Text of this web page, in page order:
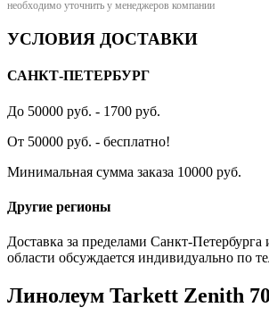
необходимо уточнить у менеджеров компании
УСЛОВИЯ ДОСТАВКИ
САНКТ-ПЕТЕРБУРГ
До 50000 руб. - 1700 руб.
От 50000 руб. - бесплатно!
Минимальная сумма заказа 10000 руб.
Другие регионы
Доставка за пределами Санкт-Петербурга
области обсуждается индивидуально по
Линолеум Tarkett Zenith